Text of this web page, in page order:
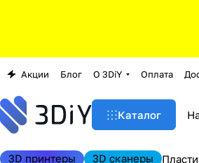
Акции Блог О 3DiY Оплата
Каталог
3D принтеры 3D сканеры